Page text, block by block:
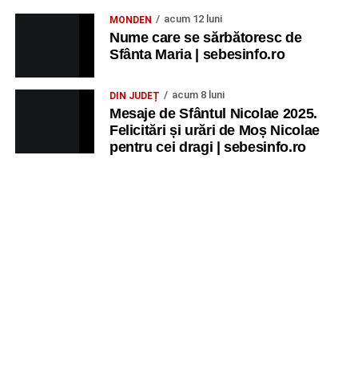
MONDEN acum 12 luni
Nume care se sărbătoresc de
Sfânta Maria | sebesinfo.ro
DIN JUDEȚ acum 8 luni
Mesaje de Sfântul Nicolae 2025.
Felicitări și urări de Moș Nicolae
pentru cei dragi | sebesinfo.ro